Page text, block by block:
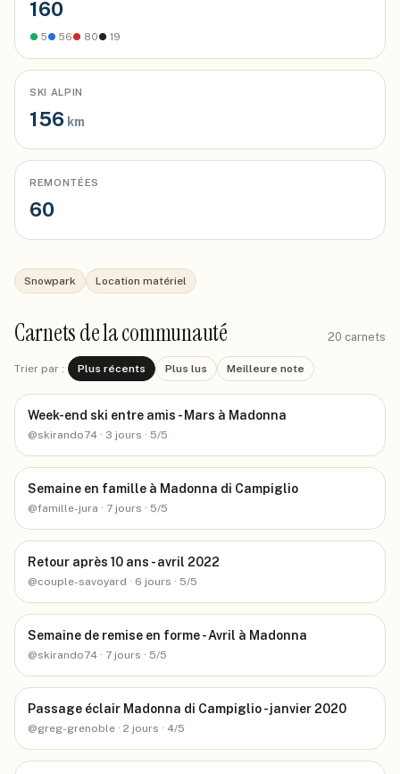
160
● 5● 56● 80● 19
SKI ALPIN
156 km
REMONTÉES
60
Snowpark Location matériel
Carnets de la communauté 20 carnets
Trier par : Plus récents Plus lus Meilleure note
Week-end ski entre amis - Mars à Madonna
@skirando74 · 3 jours · 5/5
Semaine en famille à Madonna di Campiglio
@famille-jura · 7 jours · 5/5
Retour après 10 ans - avril 2022
@couple-savoyard · 6 jours · 5/5
Semaine de remise en forme - Avril à Madonna
@skirando74 · 7 jours · 5/5
Passage éclair Madonna di Campiglio - janvier 2020
@greg-grenoble · 2 jours · 4/5